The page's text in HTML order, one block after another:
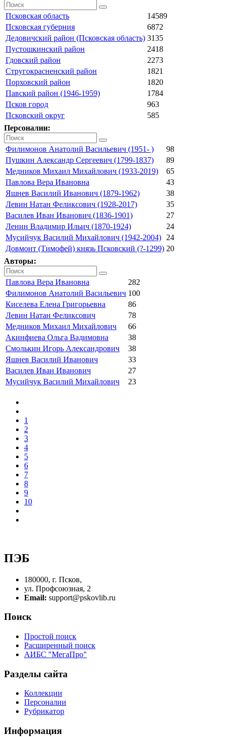
Псковская область
14589
Псковская губерния
6872
Дедовичский район (Псковская область) 3135
Пустошкинский район
2418
Гдовский район
2273
Стругокрасненский район
1821
Порховский район
1820
Павский район (1946-1959)
1784
Псков город
963
Псковский округ
585
Персоналии:
Филимонов Анатолий Васильевич (1951- )
98
Пушкин Александр Сергеевич (1799-1837)
89
Медников Михаил Михайлович (1933-2019)
65
Павлова Вера Ивановна
43
Яшнев Василий Иванович (1879-1962)
38
Левин Натан Феликсович (1928-2017)
35
Василев Иван Иванович (1836-1901)
27
Ленин Владимир Ильич (1870-1924)
24
Мусийчук Василий Михайлович (1942-2004)
24
Довмонт (Тимофей) князь Псковский (?-1299) 20
Авторы:
Павлова Вера Ивановна
282
Филимонов Анатолий Васильевич 100
Киселева Елена Григорьевна
86
Левин Натан Феликсович
78
Медников Михаил Михайлович
66
Акинфиева Ольга Вадимовна
38
Смолькин Игорь Александрович
38
Яшнев Василий Иванович
33
Василев Иван Иванович
27
Мусийчук Василий Михайлович
23
1
2
3
4
5
6
7
8
9
10
ПЭБ
180000, г. Псков,
ул. Профсоюзная, 2
Email: support@pskovlib.ru
Поиск
Простой поиск
Расширенный поиск
АИБС "МегаПро"
Разделы сайта
Коллекции
Персоналии
Рубрикатор
Информация